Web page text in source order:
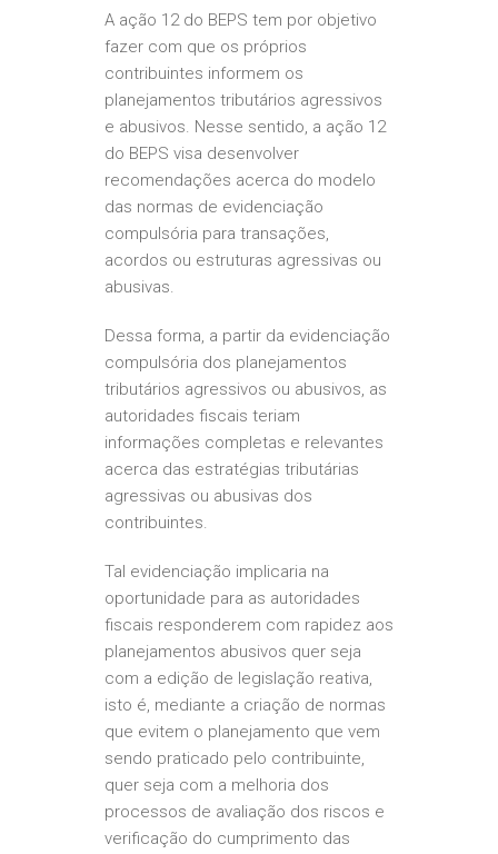
A ação 12 do BEPS tem por objetivo
fazer com que os próprios
contribuintes informem os
planejamentos tributários agressivos
e abusivos. Nesse sentido, a ação 12
do BEPS visa desenvolver
recomendações acerca do modelo
das normas de evidenciação
compulsória para transações,
acordos ou estruturas agressivas ou
abusivas.
Dessa forma, a partir da evidenciação
compulsória dos planejamentos
tributários agressivos ou abusivos, as
autoridades fiscais teriam
informações completas e relevantes
acerca das estratégias tributárias
agressivas ou abusivas dos
contribuintes.
Tal evidenciação implicaria na
oportunidade para as autoridades
fiscais responderem com rapidez aos
planejamentos abusivos quer seja
com a edição de legislação reativa,
isto é, mediante a criação de normas
que evitem o planejamento que vem
sendo praticado pelo contribuinte,
quer seja com a melhoria dos
processos de avaliação dos riscos e
verificação do cumprimento das